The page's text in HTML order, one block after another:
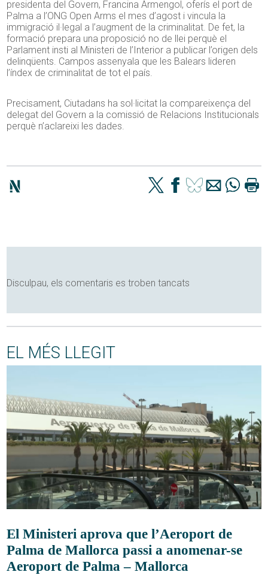
presidenta del Govern, Francina Armengol, oferís el port de
Palma a l’ONG Open Arms el mes d’agost i vincula la
immigració il·legal a l’augment de la criminalitat. De fet, la
formació prepara una proposició no de llei perquè el
Parlament insti al Ministeri de l’Interior a publicar l’origen dels
delinqüents. Campos assenyala que les Balears lideren
l’índex de criminalitat de tot el país.
Precisament, Ciutadans ha sol·licitat la compareixença del
delegat del Govern a la comissió de Relacions Institucionals
perquè n’aclareixi les dades.
Disculpau, els comentaris es troben tancats
EL MÉS LLEGIT
El Ministeri aprova que l’Aeroport de
Palma de Mallorca passi a anomenar-se
Aeroport de Palma – Mallorca